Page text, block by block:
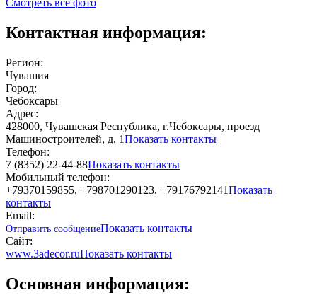
Контактная информация:
Регион:
Чувашия
Город:
Чебоксары
Адрес:
428000, Чувашская Республика, г.Чебоксары, проезд
Машиностроителей, д. 1Показать контакты
Телефон:
7 (8352) 22-44-88Показать контакты
Мобильный телефон:
+79370159855, +798701290123, +79176792141Показать
контакты
Email:
Отправить сообщениеПоказать контакты
Сайт:
www.3adecor.ruПоказать контакты
Основная информация: